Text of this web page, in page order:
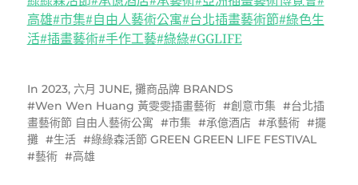
高雄#市集#自由人藝術公寓#台北插畫藝術節#綠色生
活#插畫藝術#手作工藝#綠綠#GGLIFE
In 2023, 六月 JUNE, 攤商品牌 BRANDS
Wen Wen Huang 黃雯雯插畫藝術
創意市集
台北插
畫藝術節 自由人藝術公寓
市集 承億酒店 承藝術
擺
攤
生活
綠綠森活節 GREEN GREEN LIFE FESTIVAL
藝術
高雄